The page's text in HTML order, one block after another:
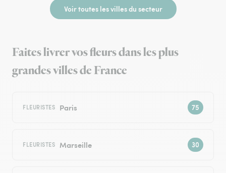
Voir toutes les villes du secteur
Faites livrer vos fleurs dans les plus
grandes villes de France
FLEURISTES Paris
FLEURISTES Marseille